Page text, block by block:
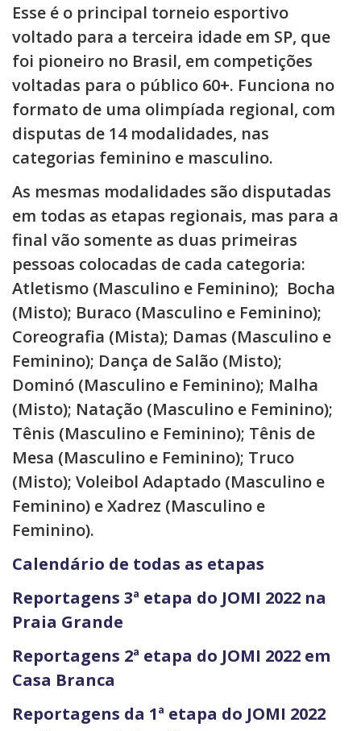
Esse é o principal torneio esportivo
voltado para a terceira idade em SP, que
foi pioneiro no Brasil, em competições
voltadas para o público 60+. Funciona no
formato de uma olimpíada regional, com
disputas de 14 modalidades, nas
categorias feminino e masculino.
As mesmas modalidades são disputadas
em todas as etapas regionais, mas para a
final vão somente as duas primeiras
pessoas colocadas de cada categoria:
Atletismo (Masculino e Feminino); Bocha
(Misto); Buraco (Masculino e Feminino);
Coreografia (Mista); Damas (Masculino e
Feminino); Dança de Salão (Misto);
Dominó (Masculino e Feminino); Malha
(Misto); Natação (Masculino e Feminino);
Tênis (Masculino e Feminino); Tênis de
Mesa (Masculino e Feminino); Truco
(Misto); Voleibol Adaptado (Masculino e
Feminino) e Xadrez (Masculino e
Feminino).
Calendário de todas as etapas
Reportagens 3ª etapa do JOMI 2022 na
Praia Grande
Reportagens 2ª etapa do JOMI 2022 em
Casa Branca
Reportagens da 1ª etapa do JOMI 2022